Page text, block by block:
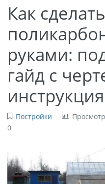
Как
руками:
гайд с
Постройки
0